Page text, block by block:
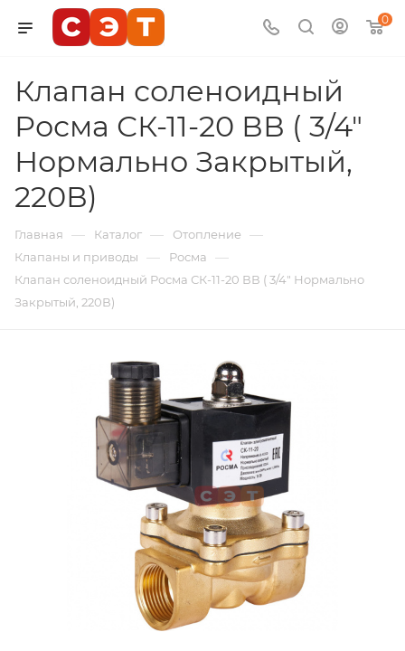
0
Клапан соленоидный
Росма СК-11-20 ВВ ( 3/4"
Нормально Закрытый,
220В)
Главная — Каталог — Отопление —
Клапаны и приводы — Росма —
Клапан соленоидный Росма СК-11-20 ВВ ( 3/4" Нормально
Закрытый, 220В)